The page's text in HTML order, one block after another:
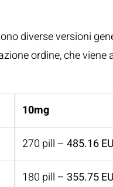
diverse versioni
ordine, che viene
10mg
270 pill – 485.16
180 pill – 355.75